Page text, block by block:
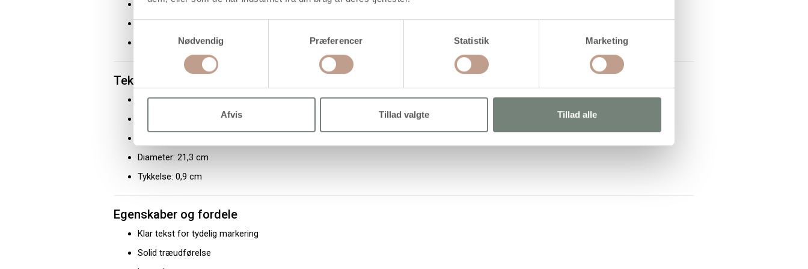
Nødvendig
Præferencer Statistik Marketing
Afvis Tillad valgte Tillad alle
Institutionsbrug
Værksteder
Tekniske specifikationer
Produkttype: Skilt
Diameter: 21,3 cm
Tykkelse: 0,9 cm
Egenskaber og fordele
Klar tekst for tydelig markering
Solid træudførelse